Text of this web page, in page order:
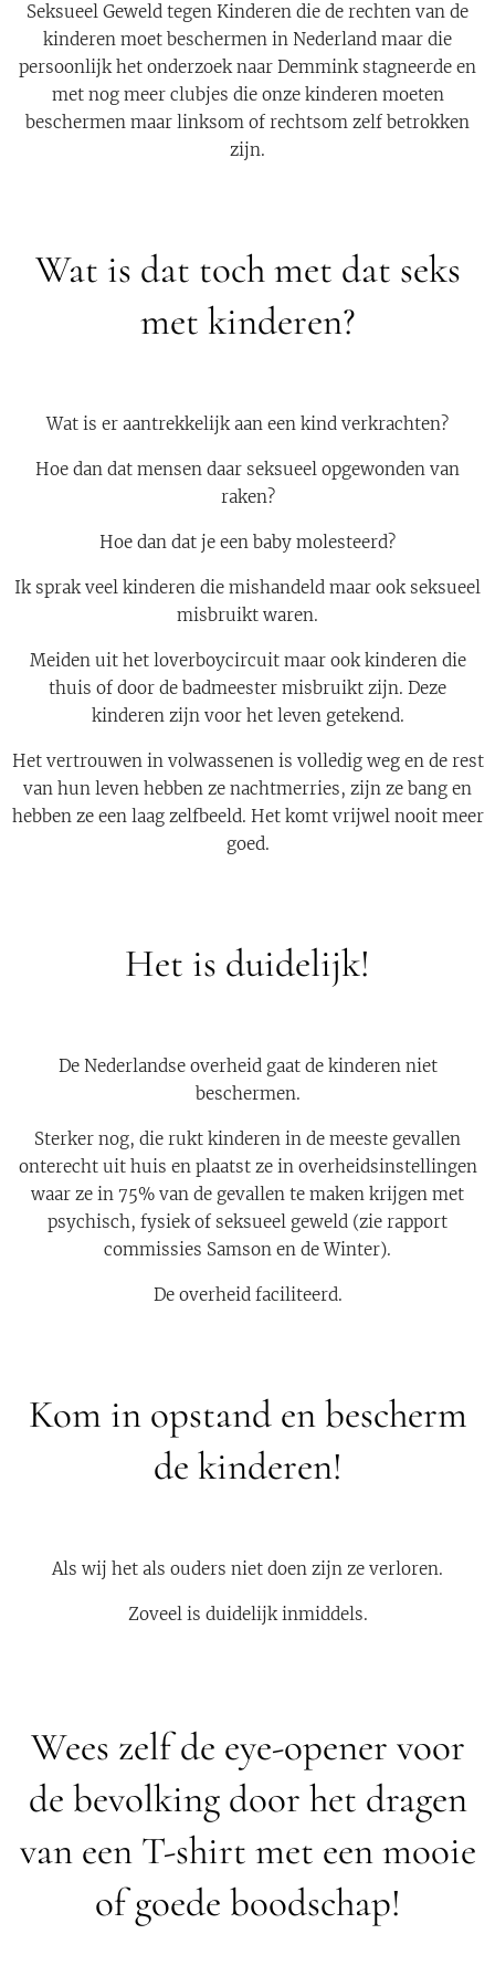
Seksueel Geweld tegen Kinderen die de rechten van de
kinderen moet beschermen in Nederland maar die
persoonlijk het onderzoek naar Demmink stagneerde en
met nog meer clubjes die onze kinderen moeten
beschermen maar linksom of rechtsom zelf betrokken
zijn.
Wat is dat toch met dat seks
met kinderen?
Wat is er aantrekkelijk aan een kind verkrachten?
Hoe dan dat mensen daar seksueel opgewonden van
raken?
Hoe dan dat je een baby molesteerd?
Ik sprak veel kinderen die mishandeld maar ook seksueel
misbruikt waren.
Meiden uit het loverboycircuit maar ook kinderen die
thuis of door de badmeester misbruikt zijn. Deze
kinderen zijn voor het leven getekend.
Het vertrouwen in volwassenen is volledig weg en de rest
van hun leven hebben ze nachtmerries, zijn ze bang en
hebben ze een laag zelfbeeld. Het komt vrijwel nooit meer
goed.
Het is duidelijk!
De Nederlandse overheid gaat de kinderen niet
beschermen.
Sterker nog, die rukt kinderen in de meeste gevallen
onterecht uit huis en plaatst ze in overheidsinstellingen
waar ze in 75% van de gevallen te maken krijgen met
psychisch, fysiek of seksueel geweld (zie rapport
commissies Samson en de Winter).
De overheid faciliteerd.
Kom in opstand en bescherm
de kinderen!
Als wij het als ouders niet doen zijn ze verloren.
Zoveel is duidelijk inmiddels.
Wees zelf de eye-opener voor
de bevolking door het dragen
van een T-shirt met een mooie
of goede boodschap!